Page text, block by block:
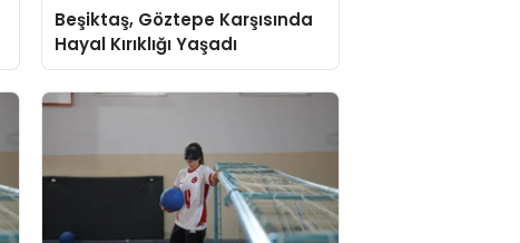
Beşiktaş, Göztepe Karşısında
Hayal Kırıklığı Yaşadı